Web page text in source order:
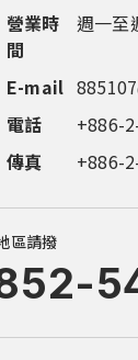
營業時
間
週一至
E-mail
電話
+886-
傳真
+886-
營業時
間
週一至
電話
+886-
傳真
+886-
營業時
間
週一至
電話
+886-
傳真
+886-
營業時
間
週一至
電話
+886-
傳真
+886-
營業時
間
週一至
電話
+886-
傳真
+886-
區請撥